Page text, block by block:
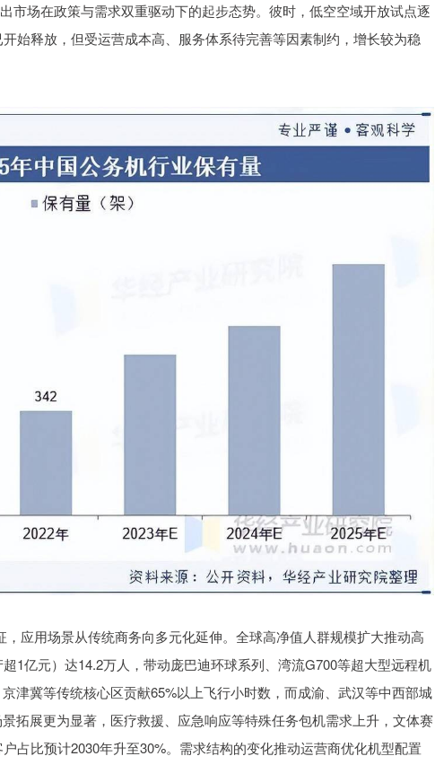
市场在政策与需求双重驱动下的起步态势。彼时，低空空域开放试点逐
始释放，但受运营成本高、服务体系待完善等因素制约，增长较为稳
，应用场景从传统商务向多元化延伸。全球高净值人群规模扩大推动高
1亿元）达14.2万人，带动庞巴迪环球系列、湾流G700等超大型远程机
津冀等传统核心区贡献65%以上飞行小时数，而成渝、武汉等中西部城
拓展更为显著，医疗救援、应急响应等特殊任务包机需求上升，文体赛
占比预计2030年升至30%。需求结构的变化推动运营商优化机型配置